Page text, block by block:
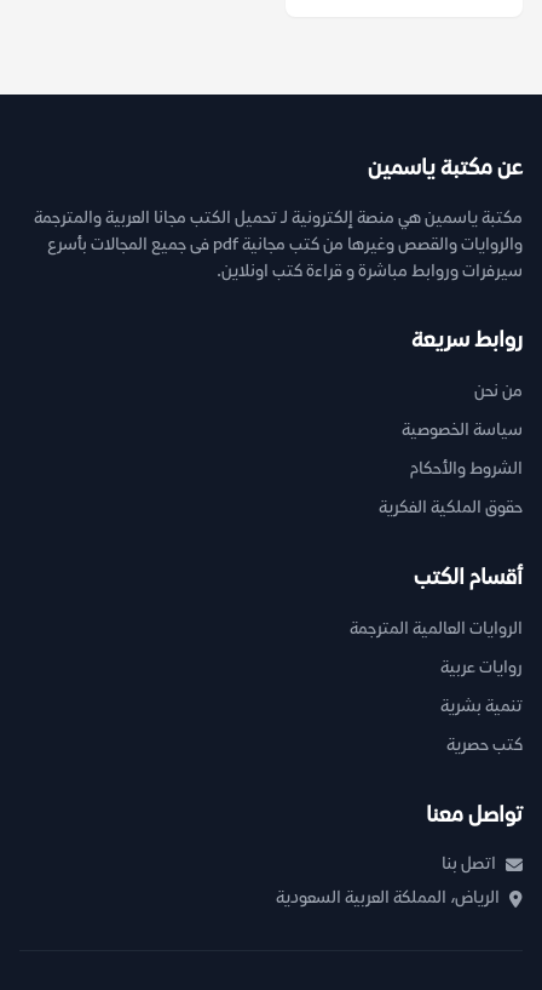
عن مكتبة ياسمين
مكتبة ياسمين هي منصة إلكترونية لـ تحميل الكتب مجانا العربية والمترجمة
والروايات والقصص وغيرها من كتب مجانية pdf فى جميع المجالات بأسرع
سيرفرات وروابط مباشرة و قراءة كتب اونلاين.
روابط سريعة
من نحن
سياسة الخصوصية
الشروط والأحكام
حقوق الملكية الفكرية
أقسام الكتب
الروايات العالمية المترجمة
روايات عربية
تنمية بشرية
كتب حصرية
تواصل معنا
اتصل بنا
الرياض، المملكة العربية السعودية